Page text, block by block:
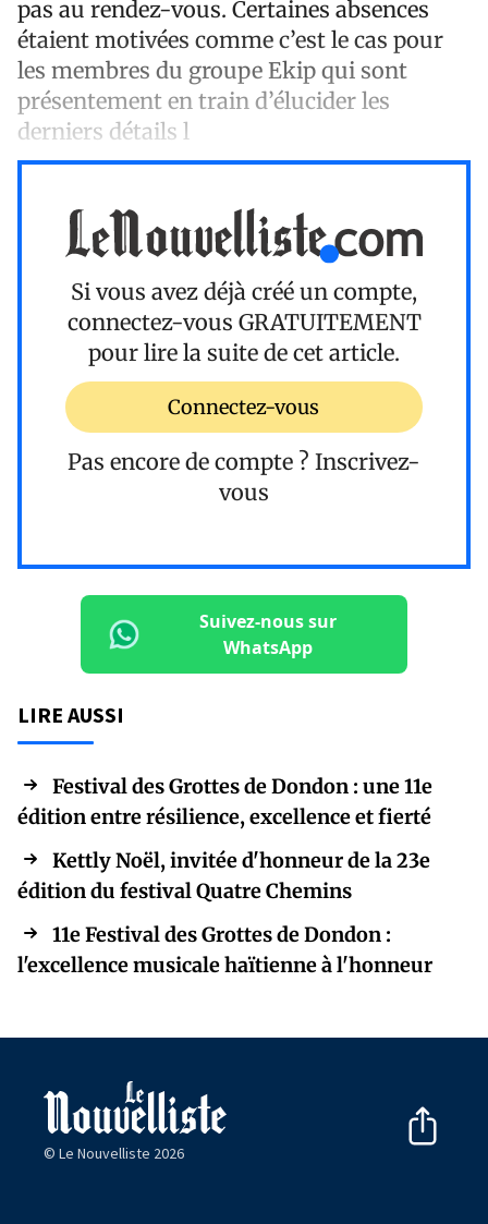
pas au rendez-vous. Certaines absences
étaient motivées comme c’est le cas pour
les membres du groupe Ekip qui sont
présentement en train d’élucider les
derniers détails l
Si vous avez déjà créé un compte,
connectez-vous GRATUITEMENT
pour lire la suite de cet article.
Connectez-vous
Pas encore de compte ? Inscrivez-
vous
Suivez-nous sur
WhatsApp
LIRE AUSSI
Festival des Grottes de Dondon : une 11e
édition entre résilience, excellence et fierté
Kettly Noël, invitée d'honneur de la 23e
édition du festival Quatre Chemins
11e Festival des Grottes de Dondon :
l'excellence musicale haïtienne à l'honneur
© Le Nouvelliste 2026